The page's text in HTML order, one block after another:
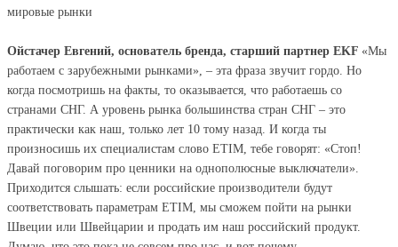
мировые рынки
Ойстачер Евгений, основатель бренда, старший партнер EKF «Мы
работаем с зарубежными рынками», – эта фраза звучит гордо. Но
когда посмотришь на факты, то оказывается, что работаешь со
странами СНГ. А уровень рынка большинства стран СНГ – это
практически как наш, только лет 10 тому назад. И когда ты
произносишь их специалистам слово ETIM, тебе говорят: «Стоп!
Давай поговорим про ценники на однополюсные выключатели».
Приходится слышать: если российские производители будут
соответствовать параметрам ETIM, мы сможем пойти на рынки
Швеции или Швейцарии и продать им наш российский продукт.